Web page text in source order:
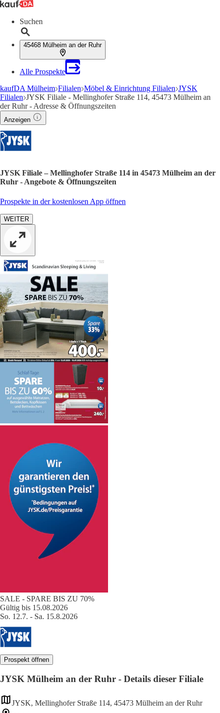
Suchen
45468 Mülheim an der Ruhr
Alle Prospekte
kaufDA Mülheim Filialen Möbel & Einrichtung Filialen JYSK
Filialen JYSK Filiale - Mellinghofer Straße 114, 45473 Mülheim an
der Ruhr - Adresse & Öffnungszeiten
Anzeigen
JYSK Filiale – Mellinghofer Straße 114 in 45473 Mülheim an der
Ruhr - Angebote & Öffnungszeiten
Prospekte in der kostenlosen App öffnen
WEITER
SALE - SPARE BIS ZU 70%
Gültig bis 15.08.2026
So. 12.7. - Sa. 15.8.2026
Prospekt öffnen
JYSK Mülheim an der Ruhr - Details dieser Filiale
JYSK, Mellinghofer Straße 114, 45473 Mülheim an der Ruhr